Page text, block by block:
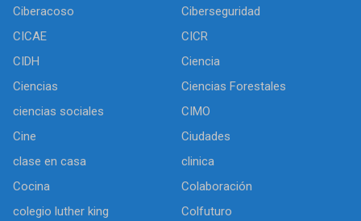
Ciberacoso
Ciberseguridad
CICAE
CICR
CIDH
Ciencia
Ciencias
Ciencias Forestales
ciencias sociales
CIMO
Cine
Ciudades
clase en casa
clinica
Cocina
Colaboración
colegio luther king
Colfuturo